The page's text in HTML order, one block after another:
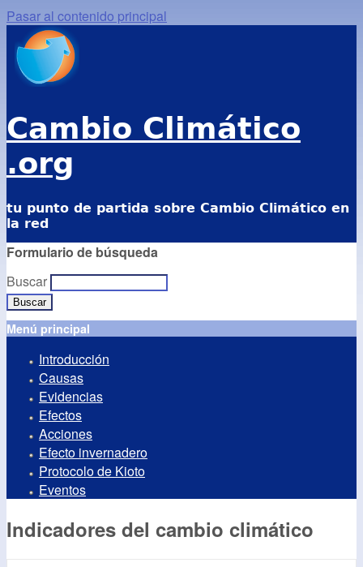
Pasar al contenido principal
Cambio Climático
.org
tu punto de partida sobre Cambio Climático en
la red
Formulario de búsqueda
Buscar
Menú principal
Introducción
Causas
Evidencias
Efectos
Acciones
Efecto invernadero
Protocolo de Kioto
Eventos
Indicadores del cambio climático